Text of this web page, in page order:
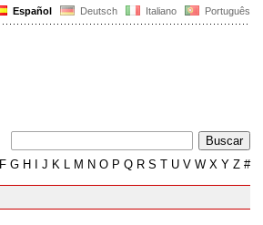
Español Deutsch Italiano Português
F G H J K L M N O P Q R S T U V W X Y Z #